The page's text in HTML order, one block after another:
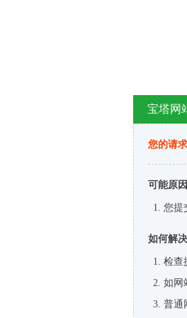
宝塔网
您的请
可能原
您提
如何解
检查
如网
普通